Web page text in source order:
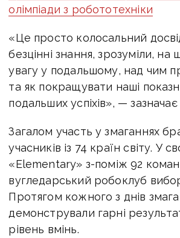
олімпіади з робототехніки
«Це просто колосальний
безцінні знання, зрозуміли, на
увагу у подальшому, над чим
та як покращувати наші
подальших успіхів», —
Загалом участь у змаганнях
учасників із 74 країн світу. У
«Elementary» з-поміж 92
вугледарський робоклуб
Протягом кожного з днів
демонстрували гарні
рівень вмінь.